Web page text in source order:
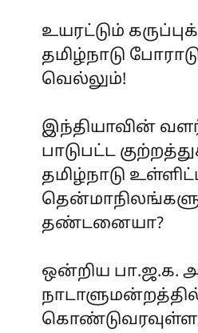
உயரட்டும்
தமிழ்நாடு
வெல்லும்!
இந்தியாவின்
பாடுபட்ட
தமிழ்நாடு
தண்டனையா?
ஒன்றிய பா.ஜ.க.
கொண்டுவரவுள்ள